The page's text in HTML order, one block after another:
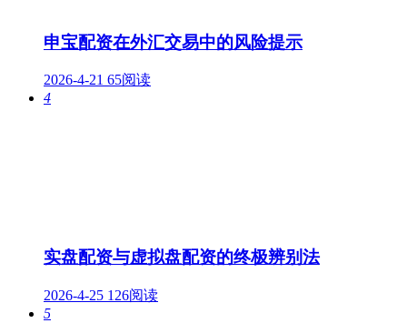
申宝配资在外汇交易中的风险提示
2026-4-21 65阅读
4
实盘配资与虚拟盘配资的终极辨别法
2026-4-25 126阅读
5